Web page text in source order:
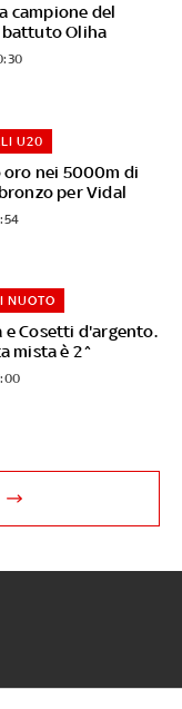
campione del
Oliha
oro nei 5000m di
per Vidal
U20
e Cosetti d'argento.
mista è 2^
NUOTO